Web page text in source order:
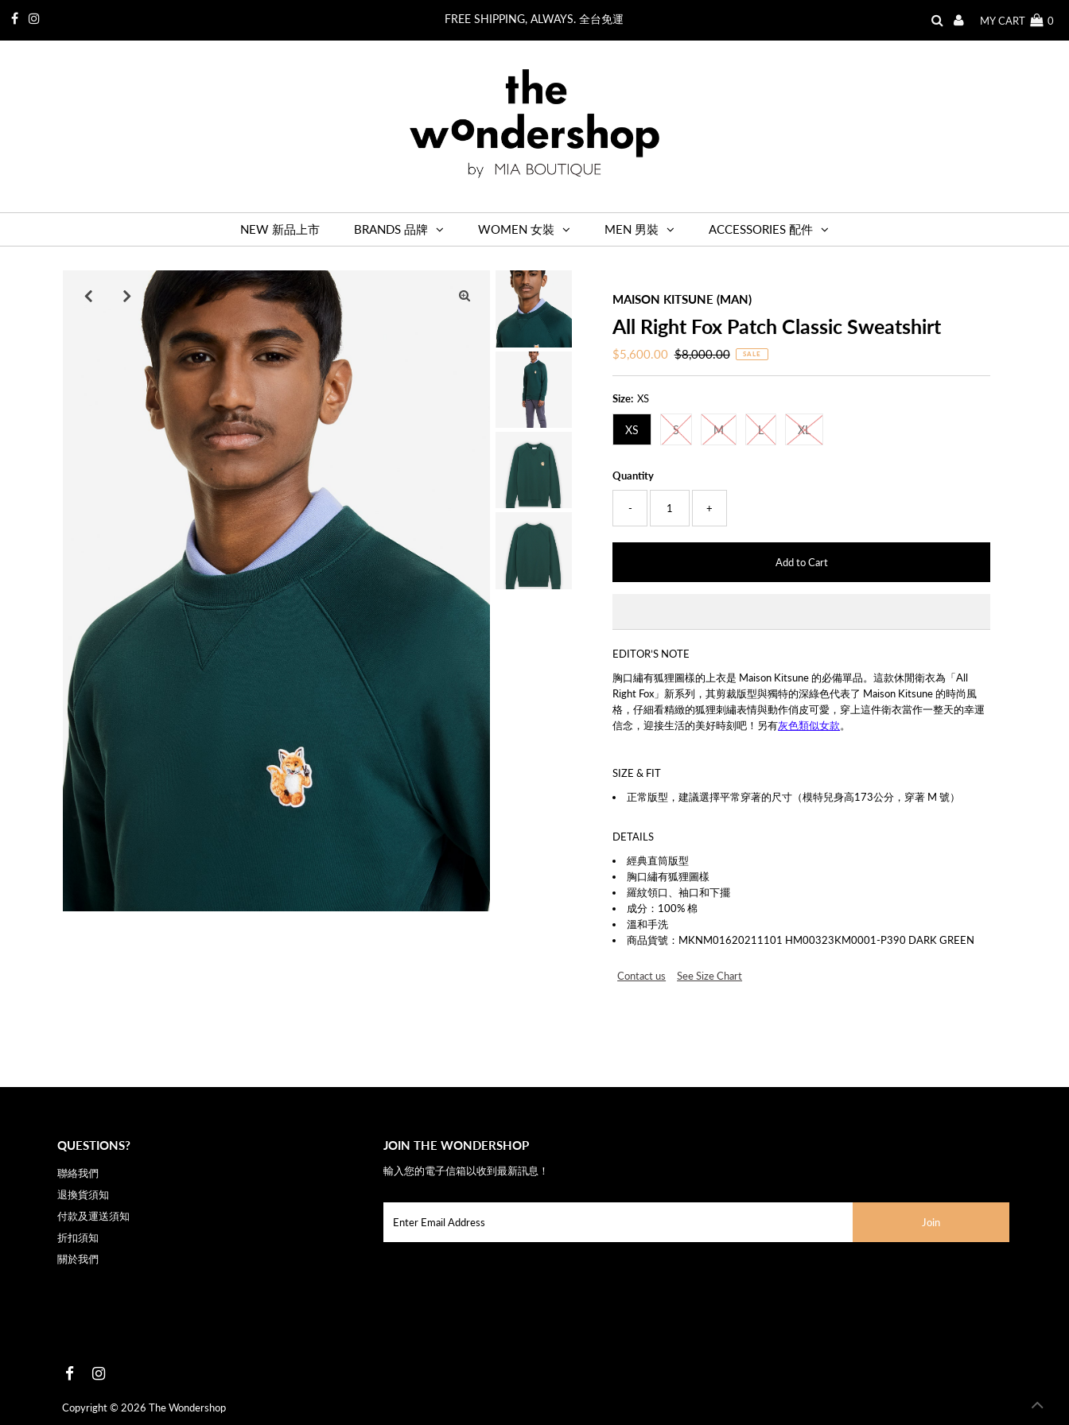
FREE SHIPPING, ALWAYS. 全台免運 MY CART 0
NEW 新品上市 BRANDS 品牌 WOMEN 女裝 MEN 男裝 ACCESSORIES 配件
MAISON KITSUNE (MAN)
All Right Fox Patch Classic Sweatshirt
Sale
$5,600.00 Regular
$8,000.00 SALE
Size: XS
XS S M L XL
Quantity
- +
EDITOR’S NOTE
胸口繡有狐狸圖樣的上衣是 Maison Kitsune 的必備單品。這款休閒衛衣為「All
Right Fox」新系列，其剪裁版型與獨特的深綠色代表了 Maison Kitsune 的時尚風
格 ，仔細看精緻的狐狸刺繡表情與動作俏皮可愛，穿上這件衛衣當作一整天的幸運
信念，迎接生活的美好時刻吧！另有灰色類似女款。
SIZE & FIT
正常版型，建議選擇平常穿著的尺寸 （模特兒身高173公分，穿著 M 號）
DETAILS
經典直筒版型
胸口繡有狐狸圖樣
羅紋領口、袖口和下擺
成分：100% 棉
溫和手洗
商品貨號：MKNM01620211101 HM00323KM0001-P390 DARK GREEN
Contact us See Size Chart
QUESTIONS?
聯絡我們
退換貨須知
付款及運送須知
折扣須知
關於我們
JOIN THE WONDERSHOP
輸入您的電子信箱以收到最新訊息！
Copyright © 2026The Wondershop